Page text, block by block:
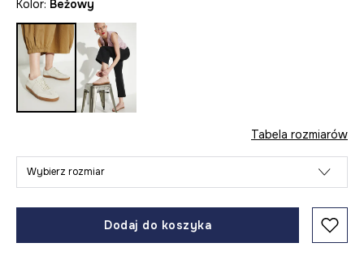
Kolor: beżowy
Tabela rozmiarów
Wybierz rozmiar
Dodaj do koszyka